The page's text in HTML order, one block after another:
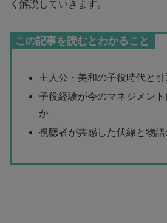
く解説していきます。
この記事を読むとわかること
主人公・美和の子役時代と引
子役経験が今のマネジメン
か
視聴者が共感した伏線と物語